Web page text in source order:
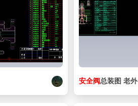
安全阀 总装图 老外